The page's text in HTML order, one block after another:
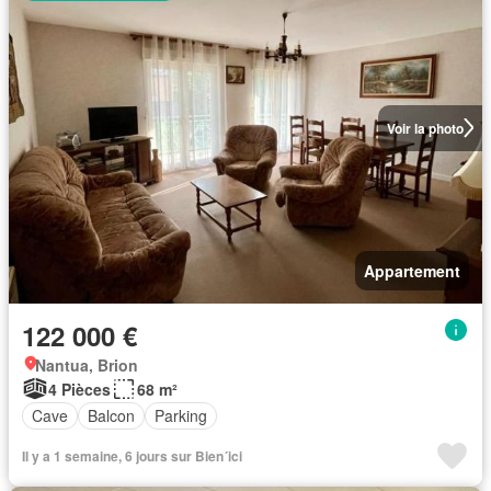
Voir la photo
Appartement
122 000 €
Nantua, Brion
4 Pièces
68 m²
Cave
Balcon Parking
Il y a 1 semaine, 6 jours sur Bien´ici